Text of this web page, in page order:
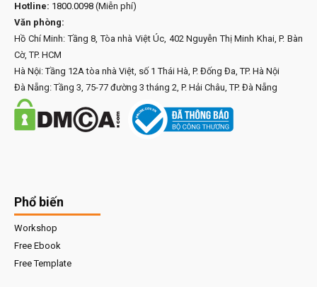
Hotline: 1800.0098 (Miễn phí)
Văn phòng:
Hồ Chí Minh: Tầng 8, Tòa nhà Việt Úc, 402 Nguyễn Thị Minh Khai, P. Bàn
Cờ, TP. HCM
Hà Nội: Tầng 12A tòa nhà Việt, số 1 Thái Hà, P. Đống Đa, TP. Hà Nội
Đà Nẵng: Tầng 3, 75-77 đường 3 tháng 2, P. Hải Châu, TP. Đà Nẵng
Phổ biến
Workshop
Free Ebook
Free Template